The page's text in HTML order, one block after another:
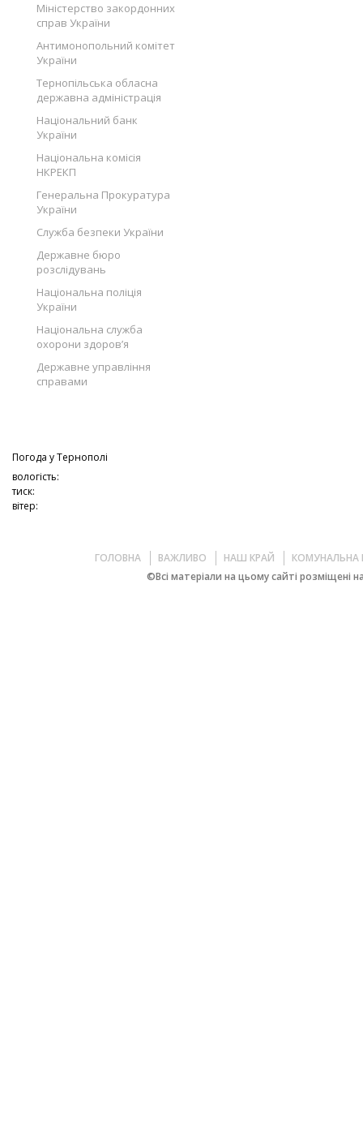
Міністерство закордонних
справ України
Антимонопольний комітет
України
Тернопільська обласна
державна адміністрація
Національний банк
України
Національна комісія
НКРЕКП
Генеральна Прокуратура
України
Служба безпеки України
Державне бюро
розслідувань
Національна поліція
України
Національна служба
охорони здоров’я
Державне управління
справами
Погода уТернополі
вологість:
тиск:
вітер:
ГОЛОВНА ВАЖЛИВО НАШ КРАЙ
КОМУНАЛЬНА
©Всі матеріали на цьому сайті розміщені